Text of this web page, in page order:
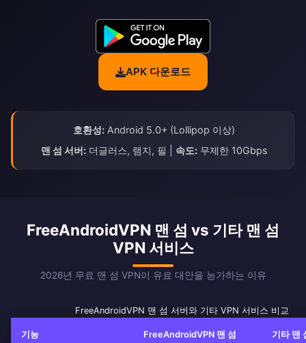
APK 다운로드
호환성: Android 5.0+ (Lollipop 이상)
맨 섬 서버:더글러스, 램지, 필 | 속도:무제한 10Gbps
FreeAndroidVPN 맨 섬 vs 기타 맨 섬
VPN 서비스
2026년 무료 맨 섬 VPN이 유료 대안을 능가하는 이유
FreeAndroidVPN 맨 섬 서버와 기타 VPN 서비스 비교
기능 FreeAndroidVPN 맨 섬 기타 맨